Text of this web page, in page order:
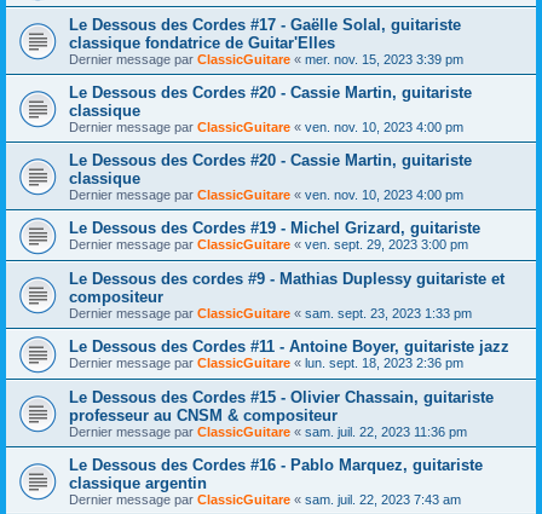
Le Dessous des Cordes #17 - Gaëlle Solal, guitariste
classique fondatrice de Guitar'Elles
Dernier message par ClassicGuitare « mer. nov. 15, 2023 3:39 pm
Le Dessous des Cordes #20 - Cassie Martin, guitariste
classique
Dernier message par ClassicGuitare « ven. nov. 10, 2023 4:00 pm
Le Dessous des Cordes #20 - Cassie Martin, guitariste
classique
Dernier message par ClassicGuitare « ven. nov. 10, 2023 4:00 pm
Le Dessous des Cordes #19 - Michel Grizard, guitariste
Dernier message par ClassicGuitare « ven. sept. 29, 2023 3:00 pm
Le Dessous des cordes #9 - Mathias Duplessy guitariste et
compositeur
Dernier message par ClassicGuitare « sam. sept. 23, 2023 1:33 pm
Le Dessous des Cordes #11 - Antoine Boyer, guitariste jazz
Dernier message par ClassicGuitare « lun. sept. 18, 2023 2:36 pm
Le Dessous des Cordes #15 - Olivier Chassain, guitariste
professeur au CNSM & compositeur
Dernier message par ClassicGuitare « sam. juil. 22, 2023 11:36 pm
Le Dessous des Cordes #16 - Pablo Marquez, guitariste
classique argentin
Dernier message par ClassicGuitare « sam. juil. 22, 2023 7:43 am